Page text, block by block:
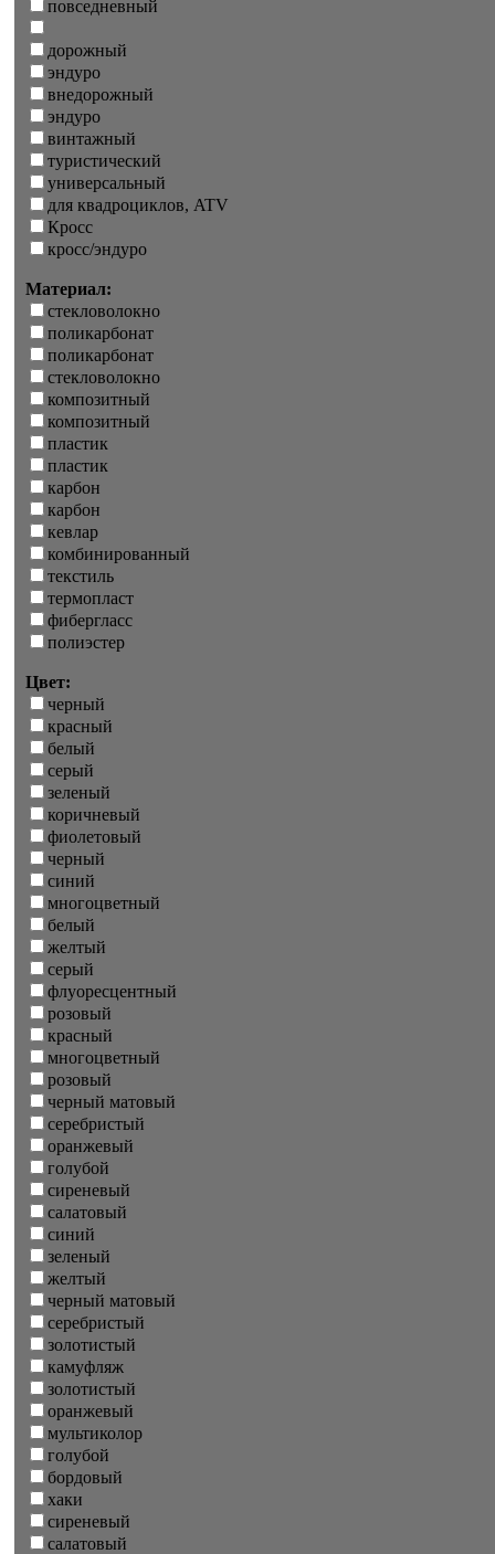
повседневный
дорожный
эндуро
внедорожный
эндуро
винтажный
туристический
универсальный
для квадроциклов, ATV
Кросс
кросс/эндуро
Материал:
стекловолокно
поликарбонат
поликарбонат
стекловолокно
композитный
композитный
пластик
пластик
карбон
карбон
кевлар
комбинированный
текстиль
термопласт
фибергласс
полиэстер
Цвет:
черный
красный
белый
серый
зеленый
коричневый
фиолетовый
черный
синий
многоцветный
белый
желтый
серый
флуоресцентный
розовый
красный
многоцветный
розовый
черный матовый
серебристый
оранжевый
голубой
сиреневый
салатовый
синий
зеленый
желтый
черный матовый
серебристый
золотистый
камуфляж
золотистый
оранжевый
мультиколор
голубой
бордовый
хаки
сиреневый
салатовый